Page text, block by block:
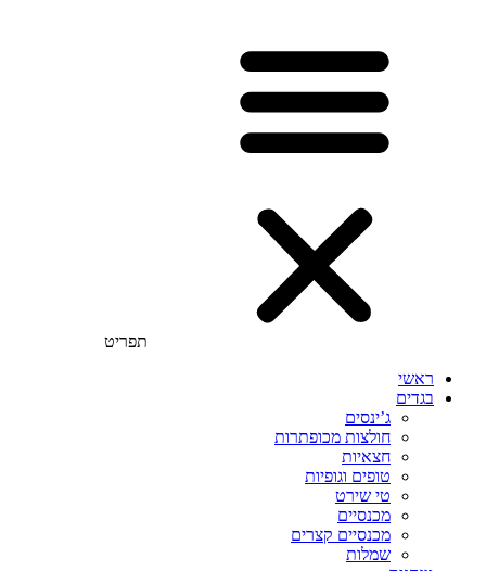
תפריט
ראשי
בגדים
ג’ינסים
חולצות מכופתרות
חצאיות
טופים וגופיות
טי שירט
מכנסיים
מכנסיים קצרים
שמלות